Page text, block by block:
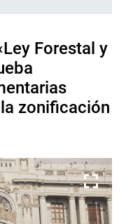
Forestal y
zonificación